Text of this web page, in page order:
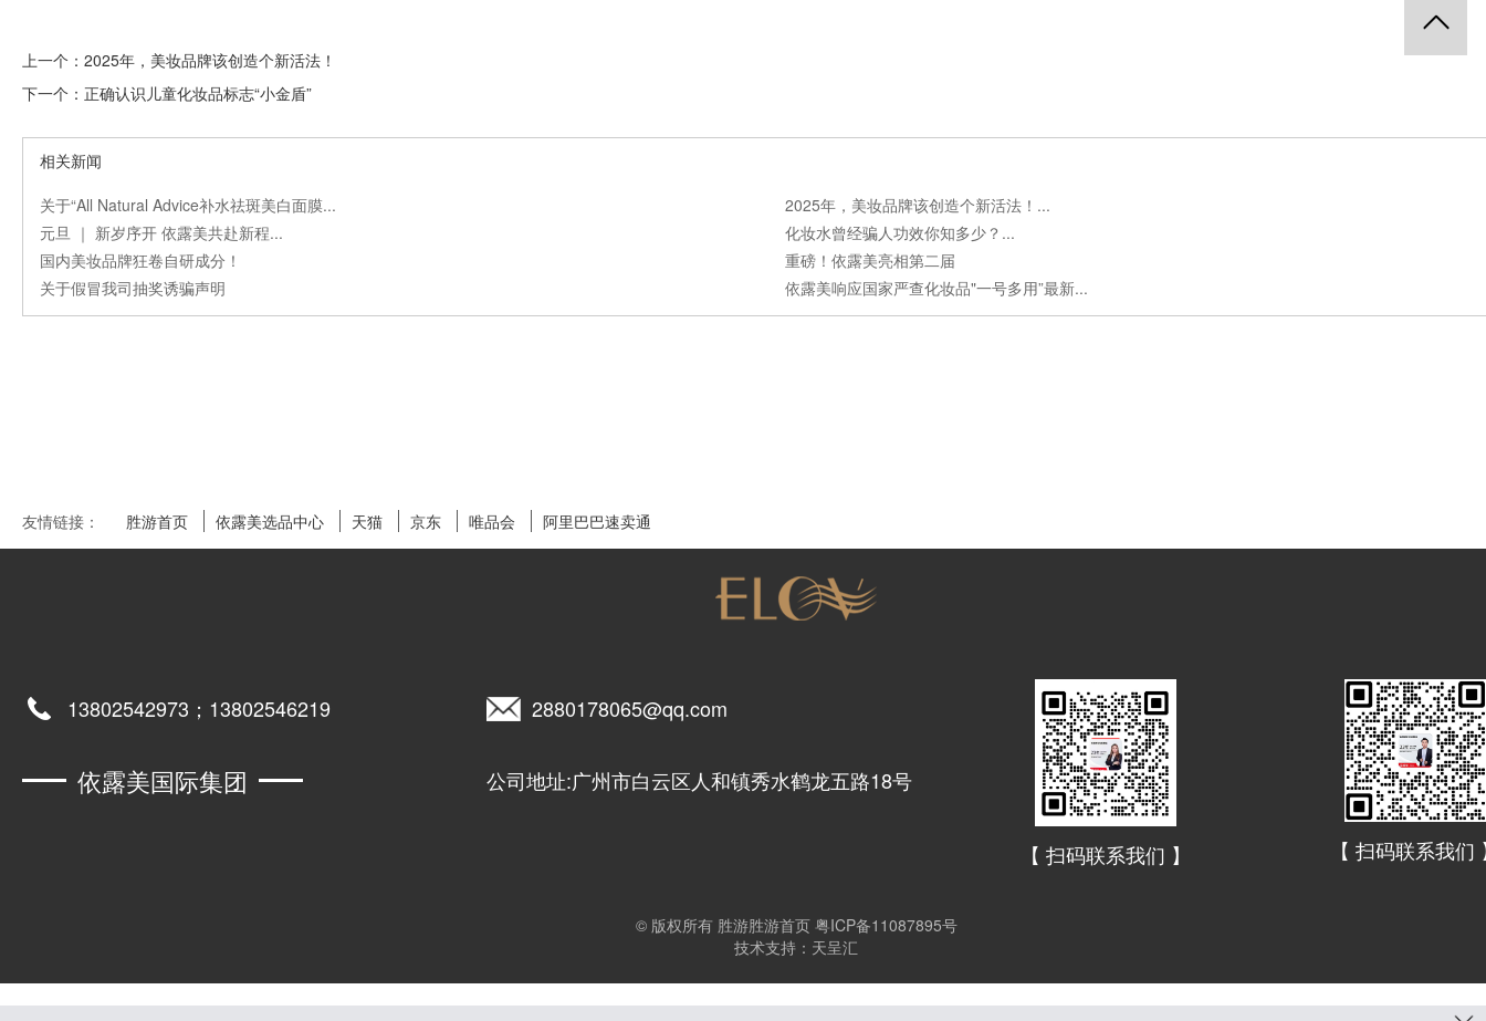
上一个： 2025年，美妆品牌该创造个新活法！
下一个： 正确认识儿童化妆品标志“小金盾”
相关新闻
关于“All Natural Advice补水祛斑美白面膜...
2025年，美妆品牌该创造个新活法！...
元旦 ｜ 新岁序开 依露美共赴新程...
化妆水曾经骗人功效你知多少？...
国内美妆品牌狂卷自研成分！
重磅！依露美亮相第二届
关于假冒我司抽奖诱骗声明
依露美响应国家严查化妆品"一号多用”最新...
友情链接： 胜游首页 依露美选品中心 天猫 京东 唯品会 阿里巴巴速卖通
13802542973；13802546219 2880178065@qq.com
依露美国际集团 公司地址:广州市白云区人和镇秀水鹤龙五路18号
【 扫码联系我们 】 【 扫码联系我们
© 版权所有 胜游胜游首页 粤ICP备11087895号
技术支持：天呈汇